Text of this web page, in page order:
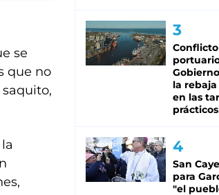
se
que no
Conflicto
la rebaja
en las
prácticos
San
para
"el